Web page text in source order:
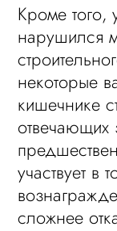
Кроме того,
нарушился
некоторые
кишечнике
отвечающих
участвует в
сложнее